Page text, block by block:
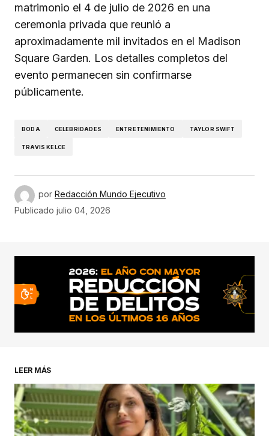
matrimonio el 4 de julio de 2026 en una
ceremonia privada que reunió a
aproximadamente mil invitados en el Madison
Square Garden. Los detalles completos del
evento permanecen sin confirmarse
públicamente.
BODA CELEBRIDADES ENTRETENIMIENTO TAYLOR SWIFT
TRAVIS KELCE
por Redacción Mundo Ejecutivo
Publicado julio 04, 2026
LEER MÁS